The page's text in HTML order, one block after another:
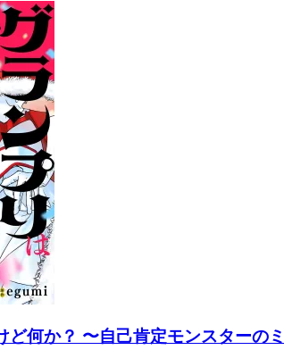
ど何か？ 〜自己肯定モンスターの